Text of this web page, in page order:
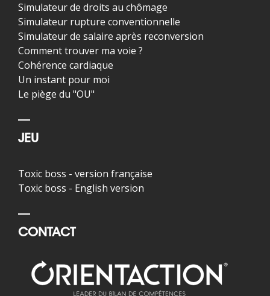
Simulateur de droits au chômage
Simulateur rupture conventionnelle
Simulateur de salaire après reconversion
Comment trouver ma voie ?
Cohérence cardiaque
Un instant pour moi
Le piège du "OU"
JEU
Toxic boss - version française
Toxic boss - English version
CONTACT